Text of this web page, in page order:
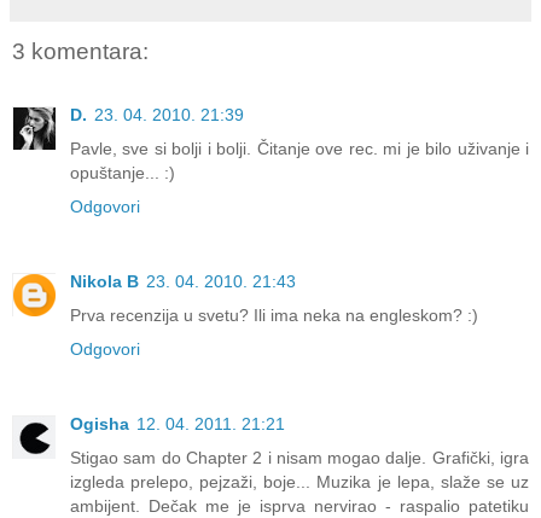
3 komentara:
D. 23. 04. 2010. 21:39
Pavle, sve si bolji i bolji. Čitanje ove rec. mi je bilo uživanje i
opuštanje... :)
Odgovori
Nikola B 23. 04. 2010. 21:43
Prva recenzija u svetu? Ili ima neka na engleskom? :)
Odgovori
Ogisha 12. 04. 2011. 21:21
Stigao sam do Chapter 2 i nisam mogao dalje. Grafički, igra
izgleda prelepo, pejzaži, boje... Muzika je lepa, slaže se uz
ambijent. Dečak me je isprva nervirao - raspalio patetiku